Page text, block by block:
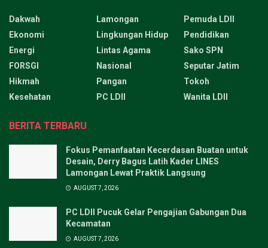
Dakwah
Ekonomi
Energi
FORSGI
Hikmah
Kesehatan
Lamongan
Lingkungan Hidup
Lintas Agama
Nasional
Pangan
PC LDII
Pemuda LDII
Pendidikan
Sako SPN
Seputar Jatim
Tokoh
Wanita LDII
BERITA TERBARU
Fokus Pemanfaatan Kecerdasan Buatan untuk
Desain, Derry Bagus Latih Kader LINES
Lamongan Lewat Praktik Langsung
AUGUST 7, 2026
PC LDII Pucuk Gelar Pengajian Gabungan Dua
Kecamatan
AUGUST 7, 2026